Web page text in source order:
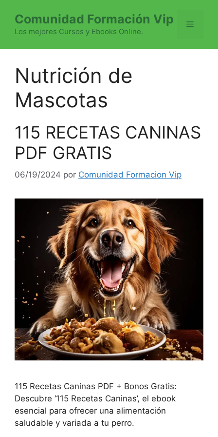
contenido
Comunidad Formación Vip
Los mejores Cursos y Ebooks Online.
Menú
Nutrición de
Mascotas
115 RECETAS CANINAS
PDF GRATIS
06/19/2024 por Comunidad Formacion Vip
115 Recetas Caninas PDF + Bonos Gratis:
Descubre ‘115 Recetas Caninas’, el ebook
esencial para ofrecer una alimentación
saludable y variada a tu perro.